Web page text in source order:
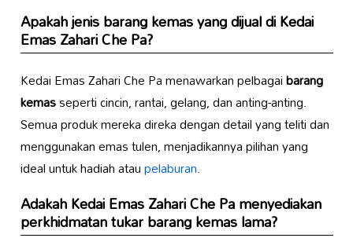
Apakah jenis barang kemas yang dijual di Kedai
Emas Zahari Che Pa?
Kedai Emas Zahari Che Pa menawarkan pelbagaibarang
kemasseperti cincin, rantai, gelang, dan anting-anting.
Semua produk mereka direka dengan detail yang teliti dan
menggunakan emas tulen, menjadikannya pilihan yang
ideal untuk hadiah ataupelaburan.
Adakah Kedai Emas Zahari Che Pa menyediakan
perkhidmatan tukar barang kemas lama?